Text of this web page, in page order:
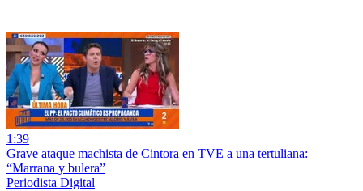
1:39
Grave ataque machista de Cintora en TVE a una tertuliana:
“Marrana y bulera”
Periodista Digital